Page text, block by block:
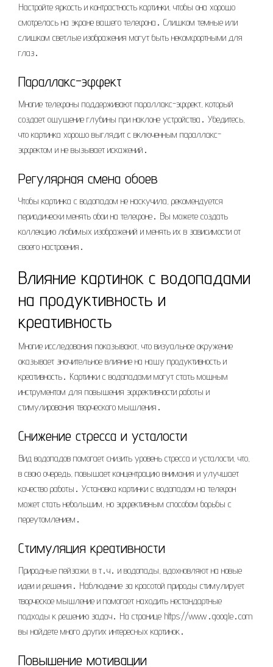
Настройте яркость и контрастность картинки, чтобы она хорошо
смотрелась на экране вашего телефона․ Слишком темные или
слишком светлые изображения могут быть некомфортными для
глаз․
Параллакс-эффект
Многие телефоны поддерживают параллакс-эффект, который
создает ощущение глубины при наклоне устройства․ Убедитесь,
что картинка хорошо выглядит с включенным параллакс-
эффектом и не вызывает искажений․
Регулярная смена обоев
Чтобы картинка с водопадом не наскучила, рекомендуется
периодически менять обои на телефоне․ Вы можете создать
коллекцию любимых изображений и менять их в зависимости от
своего настроения․
Влияние картинок с водопадами
на продуктивность и
креативность
Многие исследования показывают, что визуальное окружение
оказывает значительное влияние на нашу продуктивность и
креативность․ Картинки с водопадами могут стать мощным
инструментом для повышения эффективности работы и
стимулирования творческого мышления․
Снижение стресса и усталости
Вид водопадов помогает снизить уровень стресса и усталости, что,
в свою очередь, повышает концентрацию внимания и улучшает
качество работы․ Установка картинки с водопадом на телефон
может стать небольшим, но эффективным способом борьбы с
переутомлением․
Стимуляция креативности
Природные пейзажи, в т․ч․ и водопады, вдохновляют на новые
идеи и решения․ Наблюдение за красотой природы стимулирует
творческое мышление и помогает находить нестандартные
подходы к решению задач․ На странице https://www․google․com
вы найдете много других интересных картинок․
Повышение мотивации